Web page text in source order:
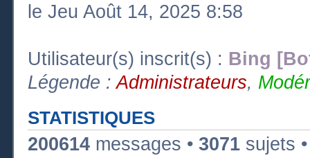
le Jeu Août 14, 2025 8:58
Utilisateur(s) inscrit(s) : Bing
Légende :Administrateurs,
STATISTIQUES
200614 messages • 3071 sujets